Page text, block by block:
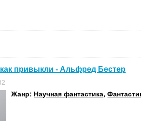
привыкли - Альфред Бестер
Жанр: Научная фантастика,